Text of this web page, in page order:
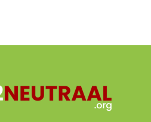
VERENIGDE STATEN